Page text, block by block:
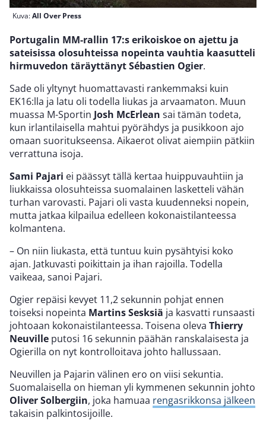
Kuva:All Over Press
Portugalin MM-rallin 17:s erikoiskoe on ajettu ja
sateisissa olosuhteissa nopeinta vauhtia kaasutteli
hirmuvedon täräyttänyt Sébastien Ogier.
Sade oli yltynyt huomattavasti rankemmaksi kuin
EK16:lla ja latu oli todella liukas ja arvaamaton. Muun
muassa M-Sportin Josh McErlean sai tämän todeta,
kun irlantilaisella mahtui pyörähdys ja pusikkoon ajo
omaan suoritukseensa. Aikaerot olivat aiempiin pätkiin
verrattuna isoja.
Sami Pajari ei päässyt tällä kertaa huippuvauhtiin ja
liukkaissa olosuhteissa suomalainen lasketteli vähän
turhan varovasti. Pajari oli vasta kuudenneksi nopein,
mutta jatkaa kilpailua edelleen kokonaistilanteessa
kolmantena.
– On niin liukasta, että tuntuu kuin pysähtyisi koko
ajan. Jatkuvasti poikittain ja ihan rajoilla. Todella
vaikeaa, sanoi Pajari.
Ogier repäisi kevyet 11,2 sekunnin pohjat ennen
toiseksi nopeinta Martins Sesksiä ja kasvatti runsaasti
johtoaan kokonaistilanteessa. Toisena oleva Thierry
Neuville putosi 16 sekunnin päähän ranskalaisesta ja
Ogierilla on nyt kontrolloitava johto hallussaan.
Neuvillen ja Pajarin välinen ero on viisi sekuntia.
Suomalaisella on hieman yli kymmenen sekunnin johto
Oliver Solbergiin, joka hamuaa rengasrikkonsa jälkeen
takaisin palkintosijoille.